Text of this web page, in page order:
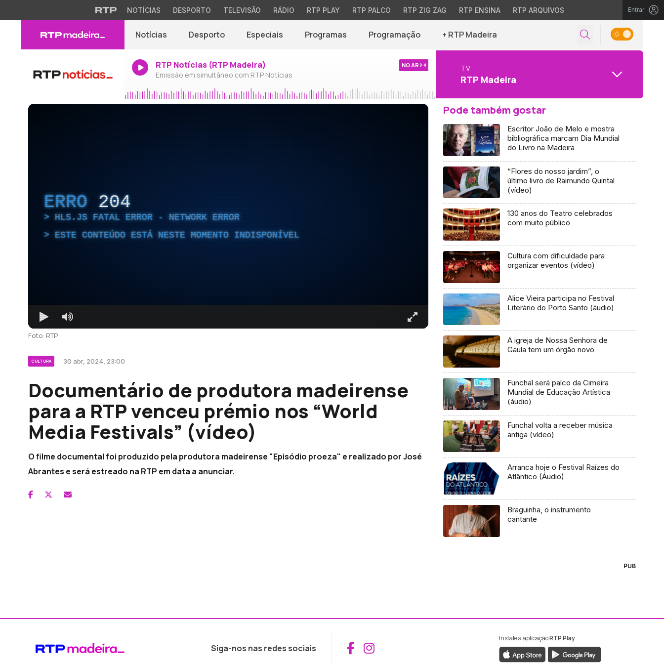
NOTÍCIAS DESPORTO TELEVISÃO RÁDIO RTP PLAY RTP PALCO RTP ZIG ZAG RTP ENSINA RTP ARQUIVOS Entrar
Notícias Desporto Especiais Programas Programação + RTP Madeira
RTP Notícias (RTP Madeira)
Emissão em simultâneo com RTP Notícias
NO AR TV
RTP Madeira
ERRO 204
HLS.JS FATAL ERROR - NETWORK ERROR
ESTE CONTEÚDO ESTÁ NESTE MOMENTO INDISPONÍVEL
Foto: RTP
CULTURA 30 abr, 2024, 23:00
Documentário de produtora madeirense
para a RTP venceu prémio nos “World
Media Festivals” (vídeo)
O filme documental foi produzido pela produtora madeirense "Episódio proeza" e realizado por José
Abrantes e será estreado na RTP em data a anunciar.
Pode também gostar
Escritor João de Melo e mostra
bibliográfica marcam Dia Mundial
do Livro na Madeira
“Flores do nosso jardim”, o
último livro de Raimundo Quintal
(vídeo)
130 anos do Teatro celebrados
com muito público
Cultura com dificuldade para
organizar eventos (vídeo)
Alice Vieira participa no Festival
Literário do Porto Santo (áudio)
A igreja de Nossa Senhora de
Gaula tem um órgão novo
Funchal será palco da Cimeira
Mundial de Educação Artística
(áudio)
Funchal volta a receber música
antiga (vídeo)
Arranca hoje o Festival Raízes do
Atlântico (Áudio)
Braguinha, o instrumento
cantante
PUB
Siga-nos nas redes sociais Aceder ao Facebook da RTP Madeira
Aceder ao Instagram da RTP Madeira
Instale a aplicaçãoRTP Play